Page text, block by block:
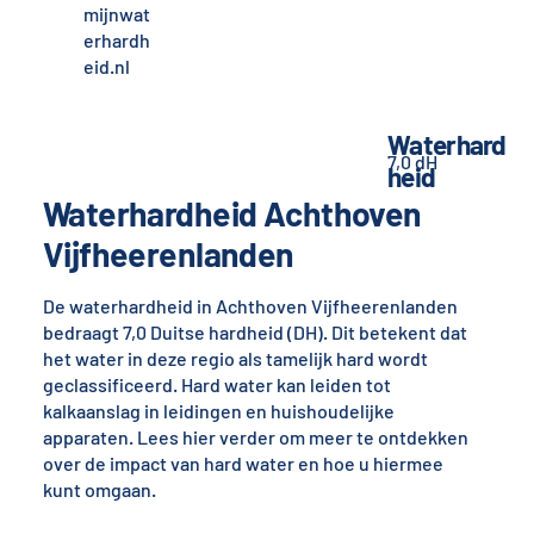
mijnwat
erhardh
eid.nl
Waterhardheid Achthoven
Vijfheerenlanden
De waterhardheid in Achthoven Vijfheerenlanden
bedraagt 7,0 Duitse hardheid (DH). Dit betekent dat
het water in deze regio als tamelijk hard wordt
geclassificeerd. Hard water kan leiden tot
kalkaanslag in leidingen en huishoudelijke
apparaten. Lees hier verder om meer te ontdekken
over de impact van hard water en hoe u hiermee
kunt omgaan.
Waterhard
heid
7,0 dH